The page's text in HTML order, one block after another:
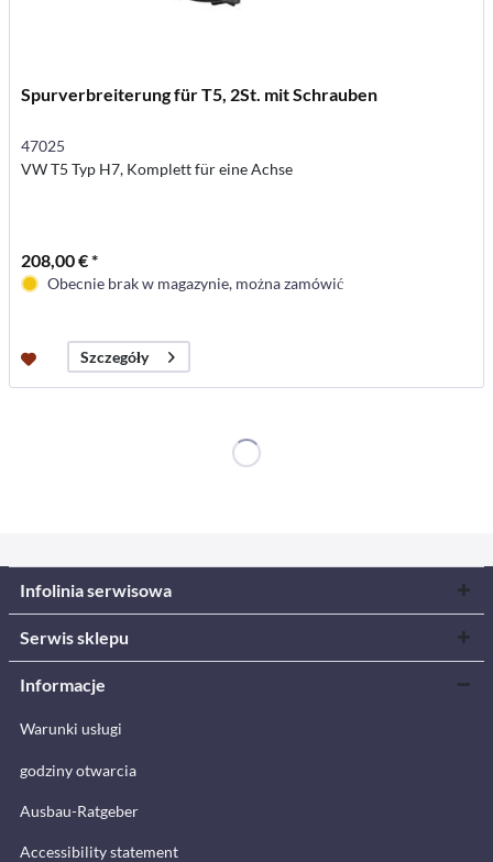
Spurverbreiterung für T5, 2St. mit Schrauben
47025
VW T5 Typ H7, Komplett für eine Achse
208,00 € *
Obecnie brak w magazynie, można zamówić
Szczegóły
Infolinia serwisowa
Serwis sklepu
Informacje
Warunki usługi
godziny otwarcia
Ausbau-Ratgeber
Accessibility statement